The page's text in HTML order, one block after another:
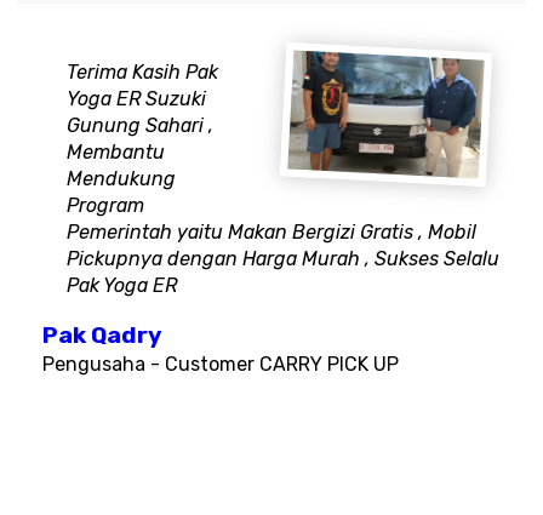
Terima Kasih Pak
Yoga ER Suzuki
Gunung Sahari ,
Membantu
Mendukung
Program
Pemerintah yaitu Makan Bergizi Gratis , Mobil
Pickupnya dengan Harga Murah , Sukses Selalu
Pak Yoga ER
Pak Qadry
Pengusaha - Customer CARRY PICK UP